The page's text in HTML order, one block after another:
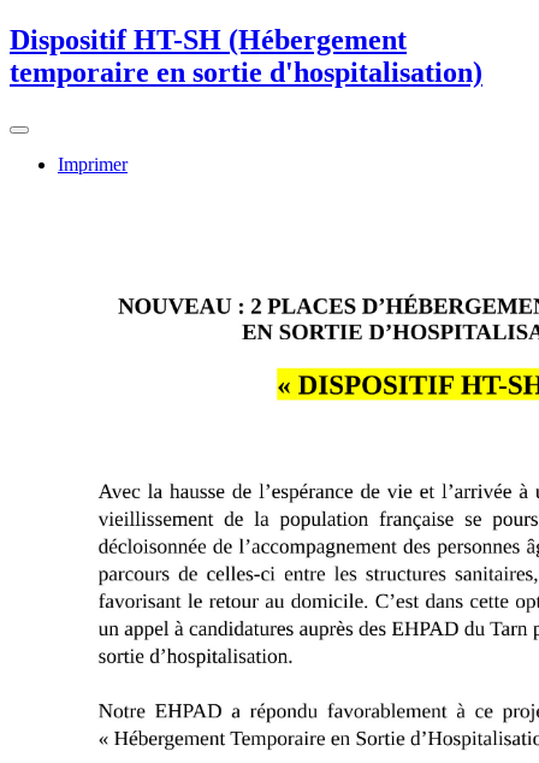
Dispositif HT-SH (Hébergement
temporaire en sortie d'hospitalisation)
Imprimer